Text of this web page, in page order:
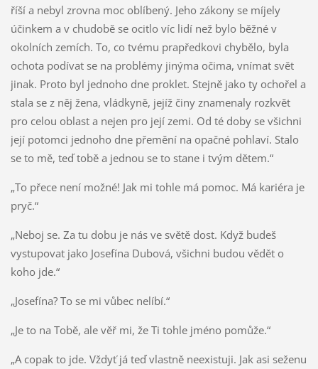
říší a nebyl zrovna moc oblíbený. Jeho zákony se míjely
účinkem a v chudobě se ocitlo víc lidí než bylo běžné v
okolních zemích. To, co tvému prapředkovi chybělo, byla
ochota podívat se na problémy jinýma očima, vnímat svět
jinak. Proto byl jednoho dne proklet. Stejně jako ty ochořel a
stala se z něj žena, vládkyně, jejíž činy znamenaly rozkvět
pro celou oblast a nejen pro její zemi. Od té doby se všichni
její potomci jednoho dne přemění na opačné pohlaví. Stalo
se to mě, teď tobě a jednou se to stane i tvým dětem.“
„To přece není možné! Jak mi tohle má pomoc. Má kariéra je
pryč.“
„Neboj se. Za tu dobu je nás ve světě dost. Když budeš
vystupovat jako Josefína Dubová, všichni budou vědět o
koho jde.“
„Josefína? To se mi vůbec nelíbí.“
„Je to na Tobě, ale věř mi, že Ti tohle jméno pomůže.“
„A copak to jde. Vždyť já teď vlastně neexistuji. Jak asi seženu